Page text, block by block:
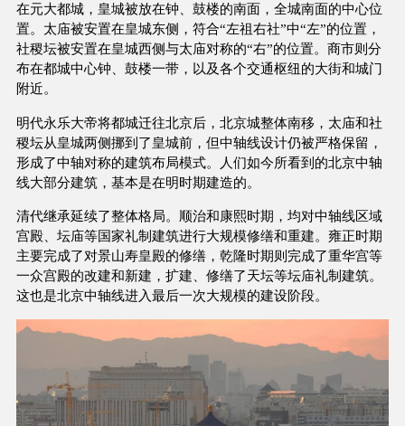
在元大都城，皇城被放在钟、鼓楼的南面，全城南面的中心位
置。太庙被安置在皇城东侧，符合“左祖右社”中“左”的位置，
社稷坛被安置在皇城西侧与太庙对称的“右”的位置。商市则分
布在都城中心钟、鼓楼一带，以及各个交通枢纽的大街和城门
附近。
明代永乐大帝将都城迁往北京后，北京城整体南移，太庙和社
稷坛从皇城两侧挪到了皇城前，但中轴线设计仍被严格保留，
形成了中轴对称的建筑布局模式。人们如今所看到的北京中轴
线大部分建筑，基本是在明时期建造的。
清代继承延续了整体格局。顺治和康熙时期，均对中轴线区域
宫殿、坛庙等国家礼制建筑进行大规模修缮和重建。雍正时期
主要完成了对景山寿皇殿的修缮，乾隆时期则完成了重华宫等
一众宫殿的改建和新建，扩建、修缮了天坛等坛庙礼制建筑。
这也是北京中轴线进入最后一次大规模的建设阶段。